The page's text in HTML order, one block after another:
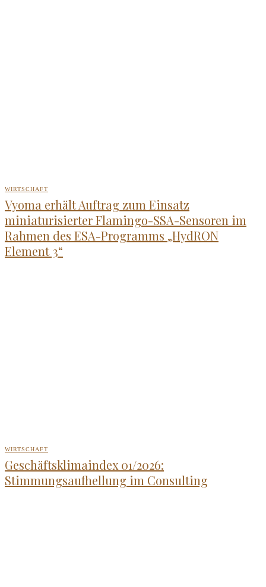
WIRTSCHAFT
Vyoma erhält Auftrag zum Einsatz
miniaturisierter Flamingo-SSA-Sensoren im
Rahmen des ESA-Programms „HydRON
Element 3“
WIRTSCHAFT
Geschäftsklimaindex 01/2026:
Stimmungsaufhellung im Consulting